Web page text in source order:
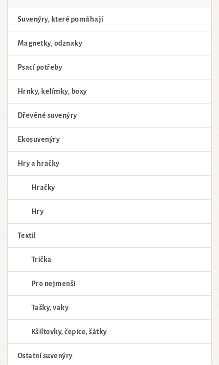
Suvenýry, které pomáhají
Magnetky, odznaky
Psací potřeby
Hrnky, kelímky, boxy
Dřevěné suvenýry
Ekosuvenýry
Hry a hračky
Hračky
Hry
Textil
Trička
Pro nejmenší
Tašky, vaky
Kšiltovky, čepice, šátky
Ostatní suvenýry